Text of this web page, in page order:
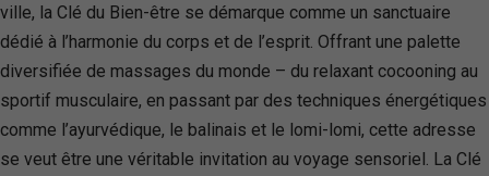
ville, la Clé du Bien-être se démarque comme un sanctuaire
dédié à l’harmonie du corps et de l’esprit. Offrant une palette
diversifiée de massages du monde – du relaxant cocooning au
sportif musculaire, en passant par des techniques énergétiques
comme l’ayurvédique, le balinais et le lomi-lomi, cette adresse
se veut être une véritable invitation au voyage sensoriel. La Clé